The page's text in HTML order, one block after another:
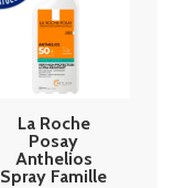
La Roche
Posay
Anthelios
Spray Famille